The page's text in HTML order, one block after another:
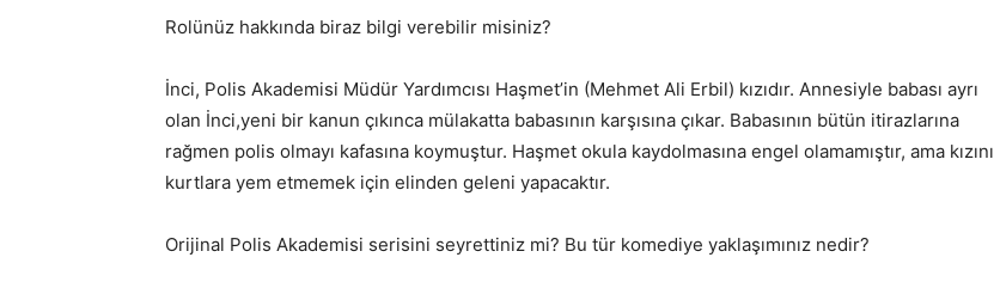
Rolünüz hakkında biraz bilgi verebilir misiniz?
İnci, Polis Akademisi Müdür Yardımcısı Haşmet’in (Mehmet Ali Erbil) kızıdır. Annesiyle babası ayrı
olan İnci,yeni bir kanun çıkınca mülakatta babasının karşısına çıkar. Babasının bütün itirazlarına
rağmen polis olmayı kafasına koymuştur. Haşmet okula kaydolmasına engel olamamıştır, ama kızını
kurtlara yem etmemek için elinden geleni yapacaktır.
Orijinal Polis Akademisi serisini seyrettiniz mi? Bu tür komediye yaklaşımınız nedir?